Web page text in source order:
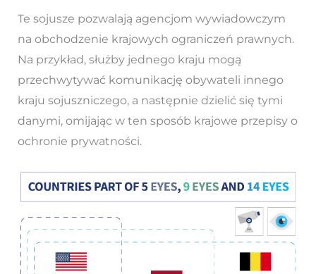
Te sojusze pozwalają agencjom wywiadowczym
na obchodzenie krajowych ograniczeń prawnych.
Na przykład, służby jednego kraju mogą
przechwytywać komunikację obywateli innego
kraju sojuszniczego, a następnie dzielić się tymi
danymi, omijając w ten sposób krajowe przepisy o
ochronie prywatności.